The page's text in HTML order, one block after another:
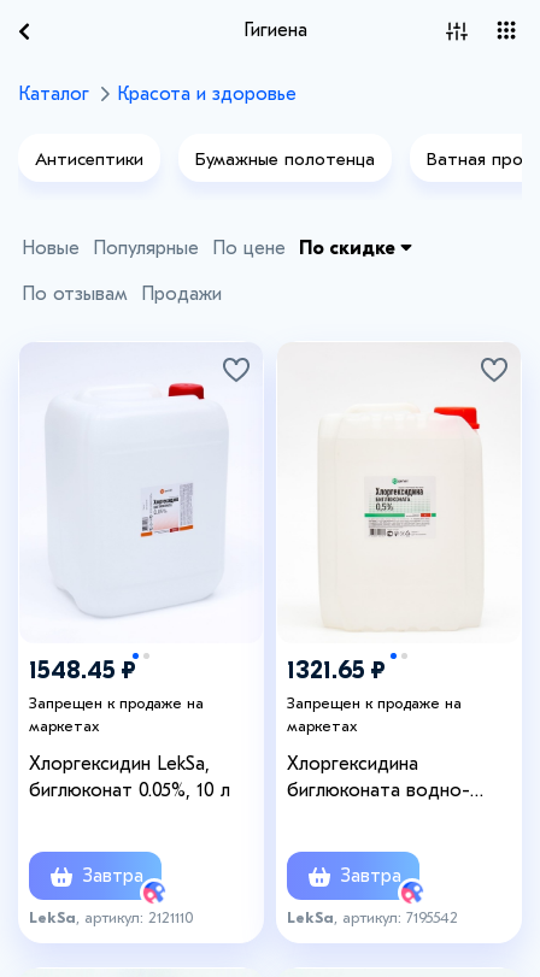
Гигиена
Каталог Красота и здоровье
Антисептики Бумажные полотенца Ватная
Уход за полостью рта
Новые Популярные По цене По скидке
По отзывам Продажи
1548.45 ₽
Запрещен к продаже на
маркетах
Хлоргексидин LekSa,
биглюконат 0.05%, 10 л
Завтра
LekSa , артикул: 2121110
1321.65 ₽
Запрещен к продаже на
маркетах
Хлоргексидина
биглюконата водно-
раствор 0,5%, 5 л
Завтра
LekSa , артикул: 7195542